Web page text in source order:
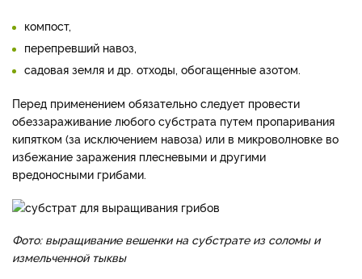
компост,
перепревший навоз,
садовая земля и др. отходы, обогащенные азотом.
Перед применением обязательно следует провести
обеззараживание любого субстрата путем пропаривания
кипятком (за исключением навоза) или в микроволновке во
избежание заражения плесневыми и другими
вредоносными грибами.
Фото: выращивание вешенки на субстрате из соломы и
измельченной тыквы